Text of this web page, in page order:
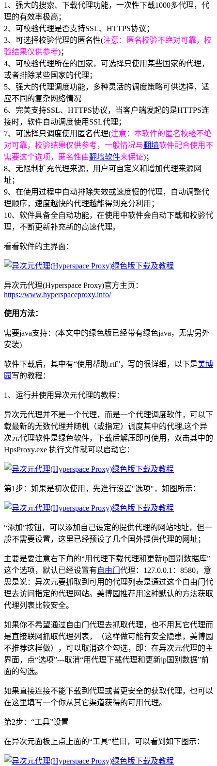
1、强大的搜索、下载代理功能，一次性下载1000多代理，代
理的有效率极高；
2、可校验代理是否支持SSL、HTTPS协议；
3、可选择校验代理的匿名性(注意：匿名校验不绝对可靠，校
验结果仅供参考)；
4、可校验代理所在的国家，可选择只使用某些国家的代理，
或者排除某些国家的代理；
5、强大的代理调度功能，多种灵活的调度策略可供选择，适
应不同的复杂网络情况
6、完美支持SSL、HTTPS协议，当客户端发起的是HTTPS连
接时，软件自动调度使用SSL代理；
7、可选择只调度使用匿名代理(注意：本软件的匿名校验不绝
对可靠，校验结果仅供参考，一般情况与翻墙软件配合使用不
需要这个选项，匿名性由翻墙软件来保证)；
8、无限制扩充代理来源，用户可自定义和增加代理来源网
址；
9、在使用过程中自动排除失效或速度慢的代理，自动调整代
理顺序，速度越快的代理越能得到充分利用；
10、软件具备全自动功能，在使用中软件会自动下载和校验代
理，不断更新补充新的高速代理。
看看软件的主界面：
异次元代理(Hyperspace Proxy)官方主页：
https://www.hyperspaceproxy.info/
使用方法：
需要java支持：(本文中的绿色版已经带有绿色java，无需另外
安装)
软件下载后，其中有“使用帮助.rtf”，写的很详细，以下是美博
园 写的教程：
1、运行并使用异次元代理的教程：
异次元代理并不是一个代理，而是一个代理调度软件，可以下
载最新的无数代理并随机（或指定）调度其中的代理,这个异
次元代理软件是绿色软件，下载后解压即可使用，双击其中的
HpsProxy.exe 执行文件就可以启动它：
第1步：如果是初次使用，先進行设置"选项"，如图所示：
“添加”按钮，可以添加自己设定的提供代理的网站地址，但一
般不需要设置，这里已经预设了几个国外提供代理的网址；
主要是要注意右下角的“用代理下载代理和更新ip国别数据库”
这个选项，默认已经设置有自由门 代理：127.0.0.1：8580，意
思是说：异次元要抓取到可用的代理列表是通过这个自由门代
理去访问指定的代理网站。美博园推荐用这种默认的方法获取
代理列表比较安全。
如果你不希望通过自由门代理去抓取代理，也不用其它代理而
是直接联网抓取代理列表，（这样做可能有安全隐患，美博园
不推荐这样做），可以取消这个勾选，即：在异次元代理的主
界面，点“选项”---取消“用代理下载代理和更新ip国别数据”前
面的勾选。
如果直接连接不能下载到代理或者更安全的获取代理，也可以
在这里填写一个你从其它渠道获得的可用代理。
第2步：“工具”设置
在异次元面板上点上面的“工具”栏目，可以看到如下图示：